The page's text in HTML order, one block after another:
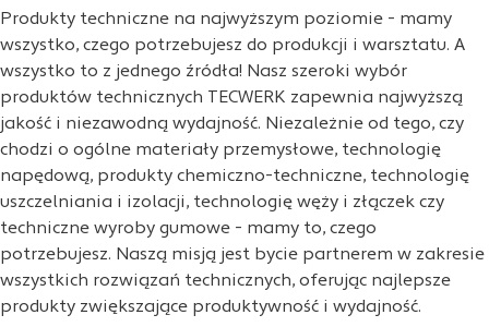
Produkty techniczne na najwyższym poziomie - mamy
wszystko, czego potrzebujesz do produkcji i warsztatu. A
wszystko to z jednego źródła! Nasz szeroki wybór
produktów technicznych TECWERK zapewnia najwyższą
jakość i niezawodną wydajność. Niezależnie od tego, czy
chodzi o ogólne materiały przemysłowe, technologię
napędową, produkty chemiczno-techniczne, technologię
uszczelniania i izolacji, technologię węży i złączek czy
techniczne wyroby gumowe - mamy to, czego
potrzebujesz. Naszą misją jest bycie partnerem w zakresie
wszystkich rozwiązań technicznych, oferując najlepsze
produkty zwiększające produktywność i wydajność.